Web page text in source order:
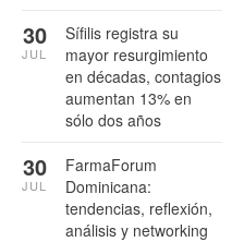
Sífilis registra su
mayor resurgimiento
en décadas, contagios
aumentan 13% en
sólo dos años
30
JUL
FarmaForum
Dominicana:
tendencias, reflexión,
análisis y networking
30
JUL